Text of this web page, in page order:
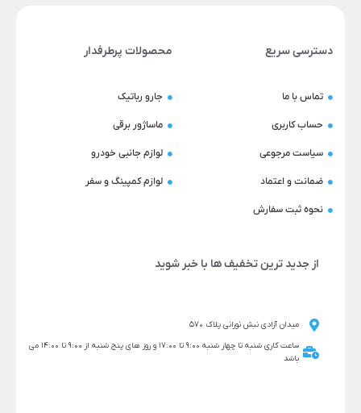
دسترسی سریع
تماس با ما
حساب کاربری
سیاست مرجوعی
ضمانت و اعتماد
نحوه ثبت سفارش
محصولات پرطرفدار
جارو رباتیک
ماساژور برقی
لوازم جانبی خودرو
لوازم کمپینگ و سفر
از جدید ترین تخفیف ها با خبر شوید
میدان آزادی نبش نورانی پلاک 570
ساعت کاری شنبه تا چهار شنبه 9:00 تا 17:00 و روز های پنج شنبه از 9:00 تا 14:00 می
باشد